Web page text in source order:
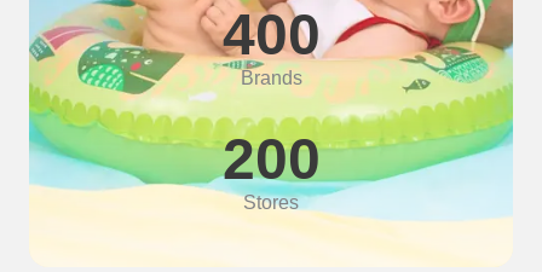
400
Brands
200
Stores